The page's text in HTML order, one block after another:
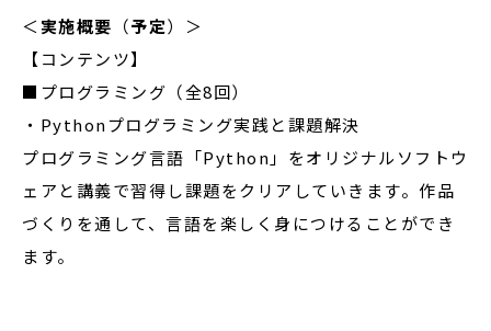
＜ 実施概要 （予定）＞
【コンテンツ】
■プログラミング（全8回）
・Pythonプログラミング実践と課題解決
プログラミング言語「Python」をオリジナルソフトウ
ェアと講義で習得し課題をクリアしていきます。作品
づくりを通して、言語を楽しく身につけることができ
ます。